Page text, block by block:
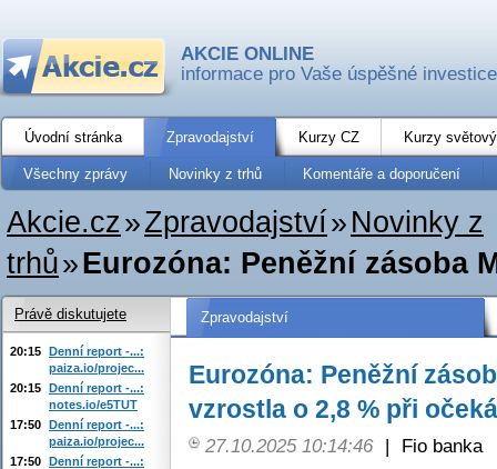
AKCIE ONLINE
informace pro Vaše úspěšné investice
Úvodní stránka Zpravodajství Kurzy CZ Kurzy
Všechny zprávy Novinky z trhů Komentáře a doporučení
Akcie.cz»Zpravodajství» Novinky z
trhů»Eurozóna: Peněžní zásoba
Zpravodajství
Eurozóna: Peněžní
vzrostla o 2,8 % při
27.10.2025 10:14:46 |
Fio banka
Právě diskutujete
20:15 Denní report -...:
paiza.io/projec...
20:15 Denní report -...:
notes.io/e5TUT
17:50 Denní report -...:
paiza.io/projec...
17:50 Denní report -...: